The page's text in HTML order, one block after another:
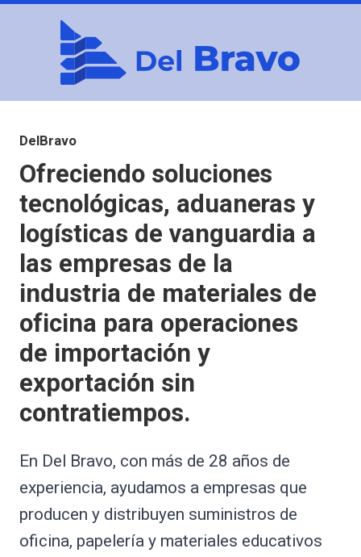
DelBravo
Ofreciendo soluciones
tecnológicas, aduaneras y
logísticas de vanguardia a
las empresas de la
industria de materiales de
oficina para operaciones
de importación y
exportación sin
contratiempos.
En Del Bravo, con más de 28 años de
experiencia, ayudamos a empresas que
producen y distribuyen suministros de
oficina, papelería y materiales educativos